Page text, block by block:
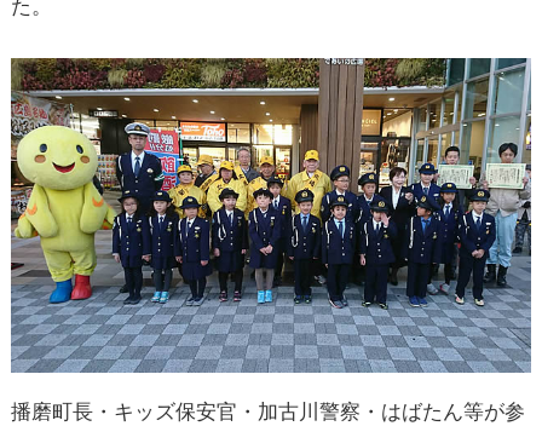
た。
播磨町長・キッズ保安官・加古川警察・はばたん等が参